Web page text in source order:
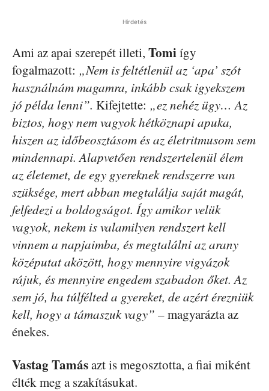
Hirdetés
Ami az apai szerepét illeti, Tomiígy
fogalmazott: „Nem is feltétlenül az ‘apa’ szót
használnám magamra, inkább csak igyekszem
jó példa lenni”. Kifejtette: „ez nehéz ügy… Az
biztos, hogy nem vagyok hétköznapi apuka,
hiszen az időbeosztásom és az életritmusom sem
mindennapi. Alapvetően rendszertelenül élem
az életemet, de egy gyereknek rendszerre van
szüksége, mert abban megtalálja saját magát,
felfedezi a boldogságot. Így amikor velük
vagyok, nekem is valamilyen rendszert kell
vinnem a napjaimba, és megtalálni az arany
középutat aközött, hogy mennyire vigyázok
rájuk, és mennyire engedem szabadon őket. Az
sem jó, ha túlfélted a gyereket, de azért érezniük
kell, hogy a támaszuk vagy” – magyarázta az
énekes.
Vastag Tamásazt is megosztotta, a fiai miként
élték meg a szakításukat.